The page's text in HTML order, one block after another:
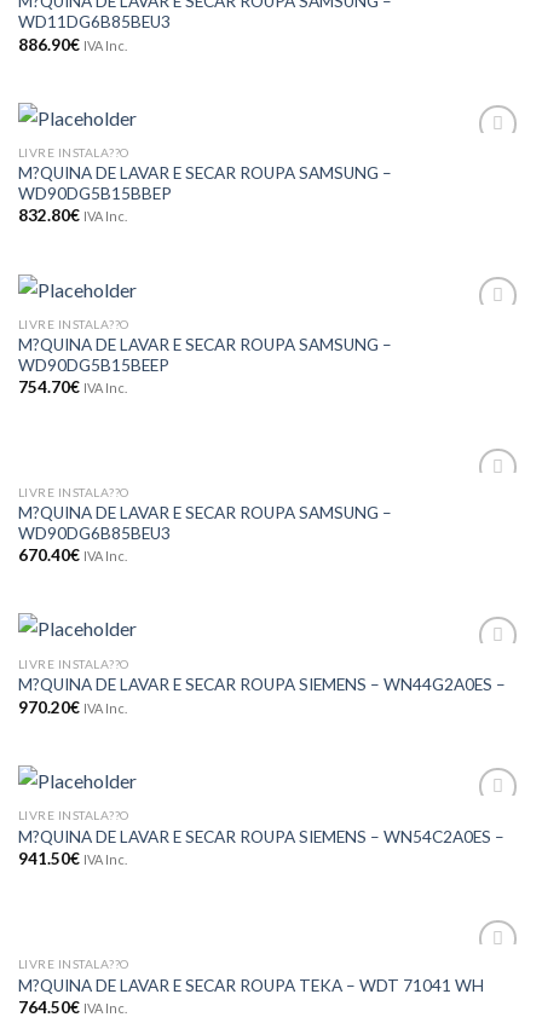
WD11DG6B85BEU3
886.90€ IVA Inc.
LIVRE INSTALA??O
M?QUINA DE LAVAR E SECAR ROUPA SAMSUNG –
WD90DG5B15BBEP
832.80€ IVA Inc.
LIVRE INSTALA??O
M?QUINA DE LAVAR E SECAR ROUPA SAMSUNG –
WD90DG5B15BEEP
754.70€ IVA Inc.
LIVRE INSTALA??O
M?QUINA DE LAVAR E SECAR ROUPA SAMSUNG –
WD90DG6B85BEU3
670.40€ IVA Inc.
aos meus
LIVRE INSTALA??O
M?QUINA DE LAVAR E SECAR ROUPA SIEMENS – WN44G2A0ES –
970.20€ IVA Inc.
aos meus
LIVRE INSTALA??O
M?QUINA DE LAVAR E SECAR ROUPA SIEMENS – WN54C2A0ES –
941.50€ IVA Inc.
aos meus
LIVRE INSTALA??O
M?QUINA DE LAVAR E SECAR ROUPA TEKA – WDT 71041 WH
764.50€ IVA Inc.